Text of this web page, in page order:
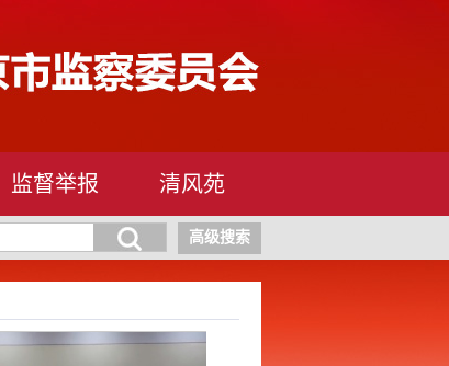
监督举报 清风苑
高级搜索